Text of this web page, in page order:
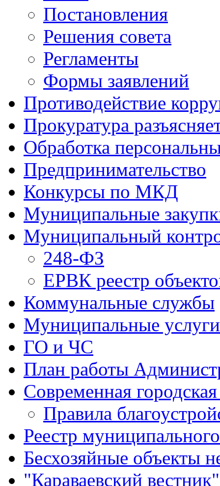
Постановления
Решения совета
Регламенты
Формы заявлений
Противодействие
Прокуратура
Обработка
Предпринимательство
Конкурсы по МКД
Муниципальные
Муниципальный
248-ФЗ
ЕРВК реестр
Коммунальные службы
Муниципальные услуги
ГО и ЧС
План работы
Современная городская
Правила
Реестр
Бесхозяйные объекты
"Караваевский вестник"